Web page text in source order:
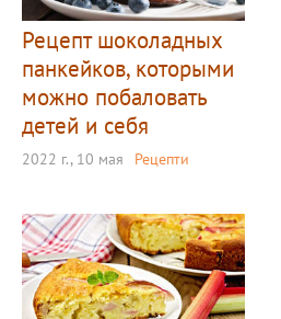
Рецепт шоколадных
панкейков, которыми
можно побаловать
детей и себя
2022 г., 10 мая Рецепти